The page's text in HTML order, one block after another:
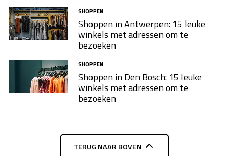
SHOPPEN
Shoppen in Antwerpen: 15 leuke
winkels met adressen om te
bezoeken
SHOPPEN
Shoppen in Den Bosch: 15 leuke
winkels met adressen om te
bezoeken
TERUG NAAR BOVEN